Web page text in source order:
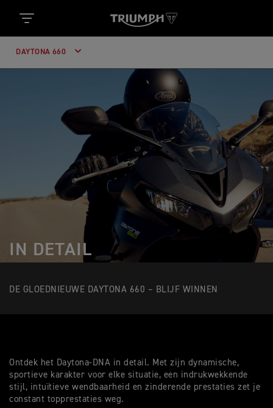
DAYTONA 660
IN DETAIL
DE GLOEDNIEUWE DAYTONA 660 – BLIJF WINNEN
Ontdek het Daytona-DNA in detail. Met zijn dynamische,
sportieve karakter voor elke situatie, een indrukwekkende
stijl, intuïtieve wendbaarheid en zinderende prestaties zet je
constant topprestaties weg.